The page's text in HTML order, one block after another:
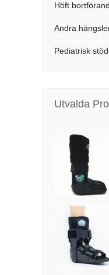
Höft
Andra
Pediatrisk
Utvalda